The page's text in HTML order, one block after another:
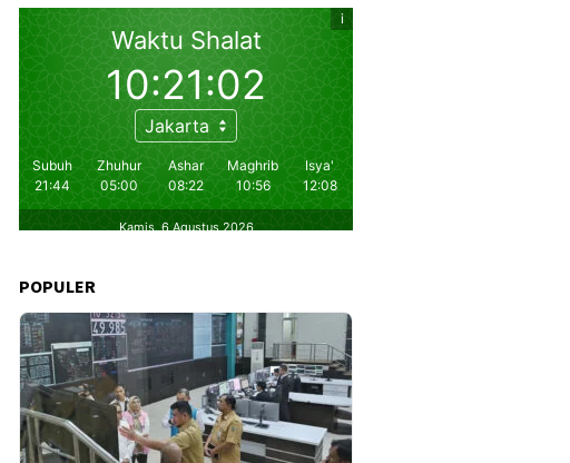
POPULER